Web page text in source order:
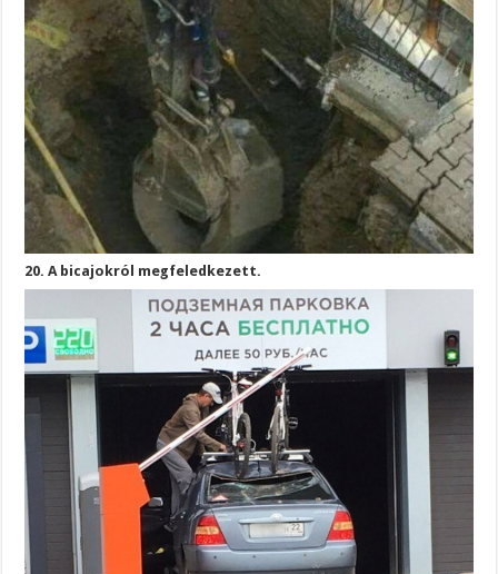
20. A bicajokról megfeledkezett.